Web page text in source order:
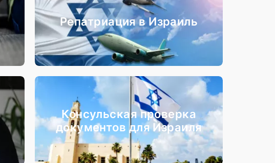
Репатриация в Израиль
Консульская проверка
документов для Израиля